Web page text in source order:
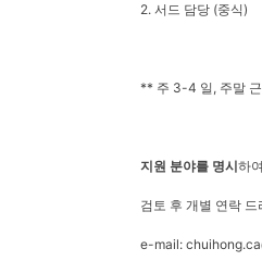
2. 서드 담당 (중식)
** 주 3-4 일, 주말
지원 분야를 명시하여
검토 후 개별 연락
e-mail: